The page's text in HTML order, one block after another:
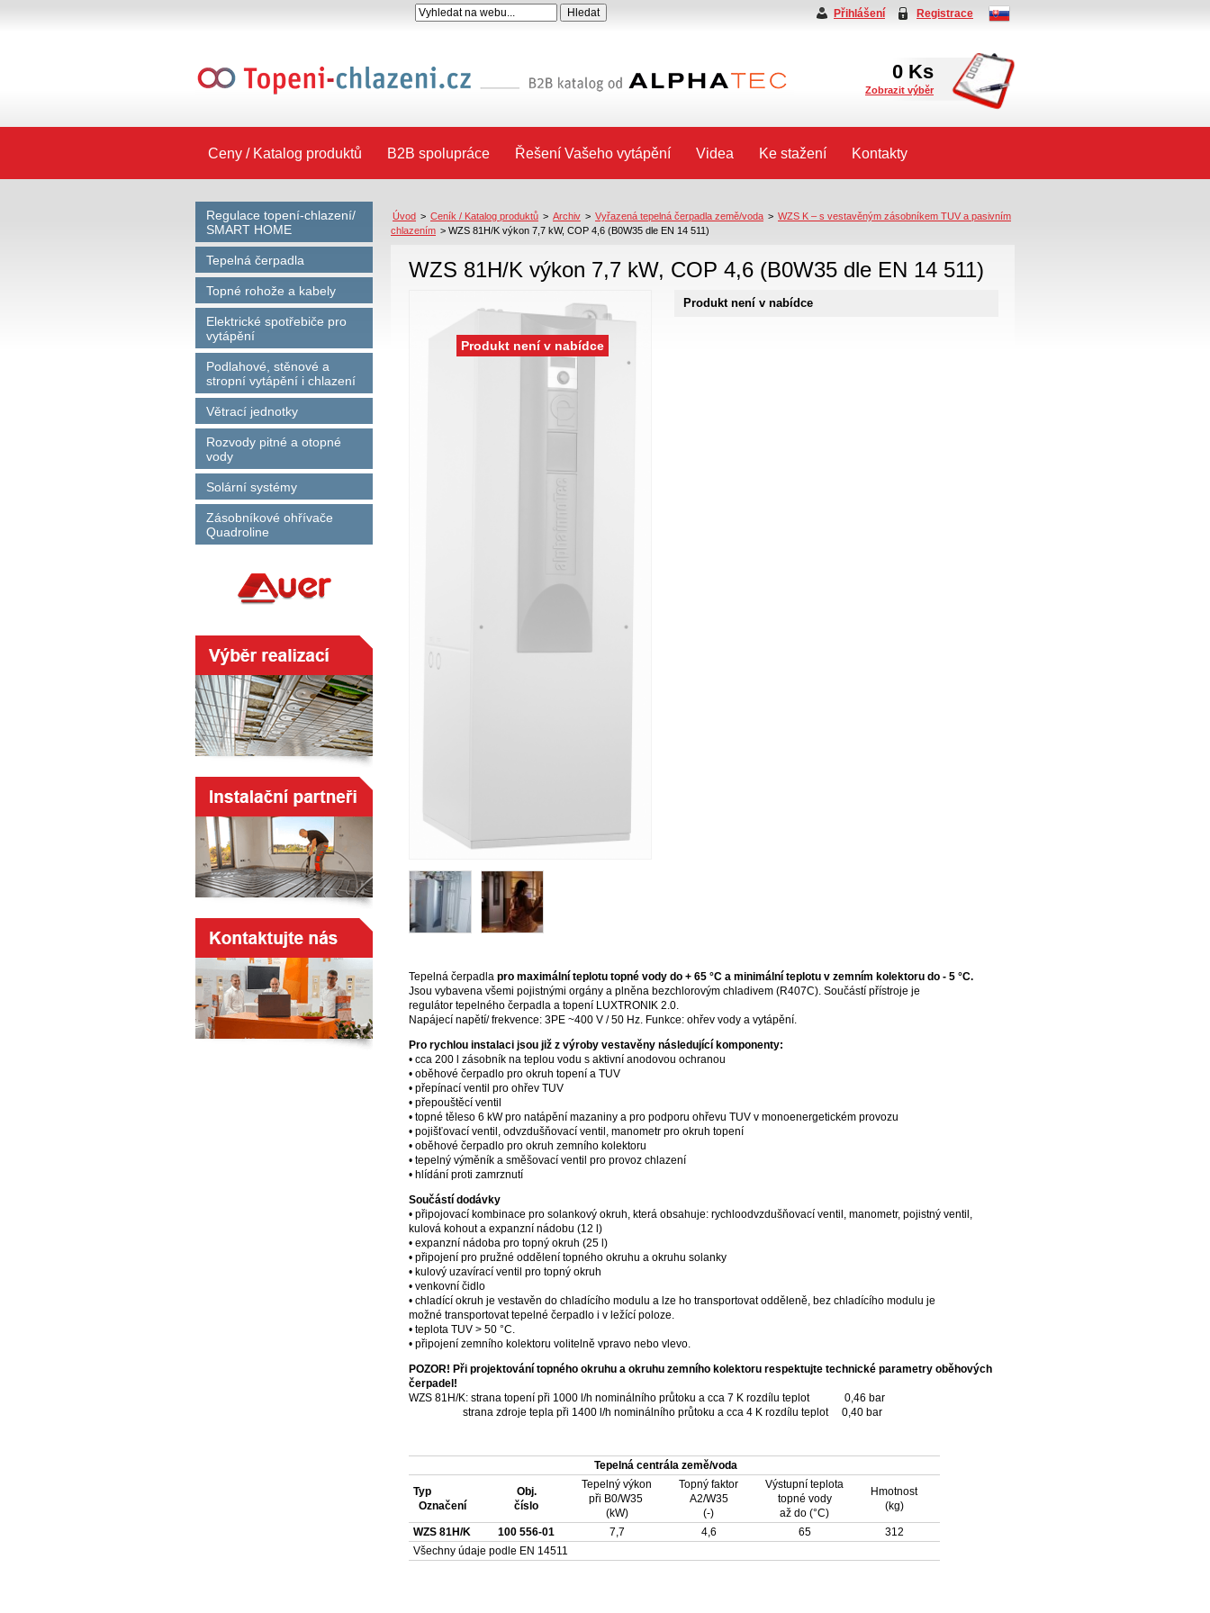
Přihlášení Registrace
0 Ks
Zobrazit výběr
Ceny / Katalog produktů B2B spolupráce Řešení Vašeho vytápění Videa Ke stažení Kontakty
Regulace topení-chlazení/
SMART HOME
Tepelná čerpadla
Topné rohože a kabely
Elektrické spotřebiče pro
vytápění
Podlahové, stěnové a
stropní vytápění i chlazení
Větrací jednotky
Rozvody pitné a otopné
vody
Solární systémy
Zásobníkové ohřívače
Quadroline
Úvod > Ceník / Katalog produktů > Archiv > Vyřazená tepelná čerpadla země/voda > WZS K – s vestavěným zásobníkem TUV a pasivním
chlazením > WZS 81H/K výkon 7,7 kW, COP 4,6 (B0W35 dle EN 14 511)
WZS 81H/K výkon 7,7 kW, COP 4,6 (B0W35 dle EN 14 511)
Produkt není v nabídce
Produkt není v nabídce
Tepelná čerpadla pro maximální teplotu topné vody do + 65 °C a minimální teplotu v zemním kolektoru do - 5 °C.
Jsou vybavena všemi pojistnými orgány a plněna bezchlorovým chladivem (R407C). Součástí přístroje je
regulátor tepelného čerpadla a topení LUXTRONIK 2.0.
Napájecí napětí/ frekvence: 3PE ~400 V / 50 Hz. Funkce: ohřev vody a vytápění.
Pro rychlou instalaci jsou již z výroby vestavěny následující komponenty:
• cca 200 l zásobník na teplou vodu s aktivní anodovou ochranou
• oběhové čerpadlo pro okruh topení a TUV
• přepínací ventil pro ohřev TUV
• přepouštěcí ventil
• topné těleso 6 kW pro natápění mazaniny a pro podporu ohřevu TUV v monoenergetickém provozu
• pojišťovací ventil, odvzdušňovací ventil, manometr pro okruh topení
• oběhové čerpadlo pro okruh zemního kolektoru
• tepelný výměník a směšovací ventil pro provoz chlazení
• hlídání proti zamrznutí
Součástí dodávky
• připojovací kombinace pro solankový okruh, která obsahuje: rychloodvzdušňovací ventil, manometr, pojistný ventil,
kulová kohout a expanzní nádobu (12 l)
• expanzní nádoba pro topný okruh (25 l)
• připojení pro pružné oddělení topného okruhu a okruhu solanky
• kulový uzavírací ventil pro topný okruh
• venkovní čidlo
• chladící okruh je vestavěn do chladícího modulu a lze ho transportovat odděleně, bez chladícího modulu je
možné transportovat tepelné čerpadlo i v ležící poloze.
• teplota TUV > 50 °C.
• připojení zemního kolektoru volitelně vpravo nebo vlevo.
POZOR! Při projektování topného okruhu a okruhu zemního kolektoru respektujte technické parametry oběhových
čerpadel!
WZS 81H/K: strana topení při 1000 l/h nominálního průtoku a cca 7 K rozdílu teplot 0,46 bar
strana zdroje tepla při 1400 l/h nominálního průtoku a cca 4 K rozdílu teplot 0,40 bar
Tepelná centrála země/voda
Typ
Označení
Obj.
číslo
Tepelný výkon
při B0/W35
(kW)
Topný faktor
A2/W35
(-)
Výstupní teplota
topné vody
až do (°C)
Hmotnost
(kg)
WZS 81H/K 100 556-01 7,7 4,6 65
312
Všechny údaje podle EN 14511